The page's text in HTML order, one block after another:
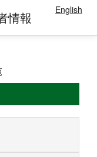
情報 English